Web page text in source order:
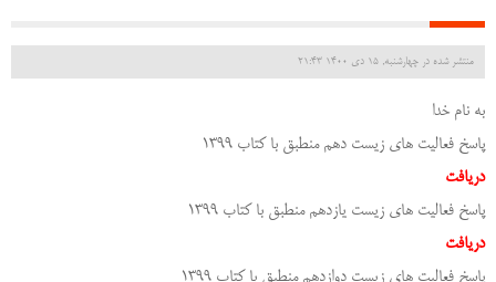
منتشر شده در چهارشنبه, 15 دی 1400 21:43
به نام خدا
پاسخ فعالیت های زیست دهم منطبق با کتاب 1399
دریافت
پاسخ فعالیت های زیست یازدهم منطبق با کتاب 1399
دریافت
پاسخ فعالیت های زیست دوازدهم منطبق با کتاب 1399